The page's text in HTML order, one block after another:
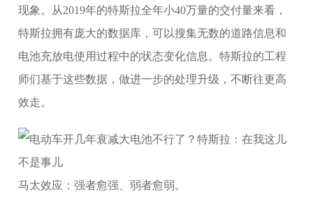
现象。从2019年的特斯拉全年小40万量的交付量来看，
特斯拉拥有庞大的数据库，可以搜集无数的道路信息和
电池充放电使用过程中的状态变化信息。特斯拉的工程
师们基于这些数据，做进一步的处理升级，不断往更高
效走。
马太效应：强者愈强、弱者愈弱。